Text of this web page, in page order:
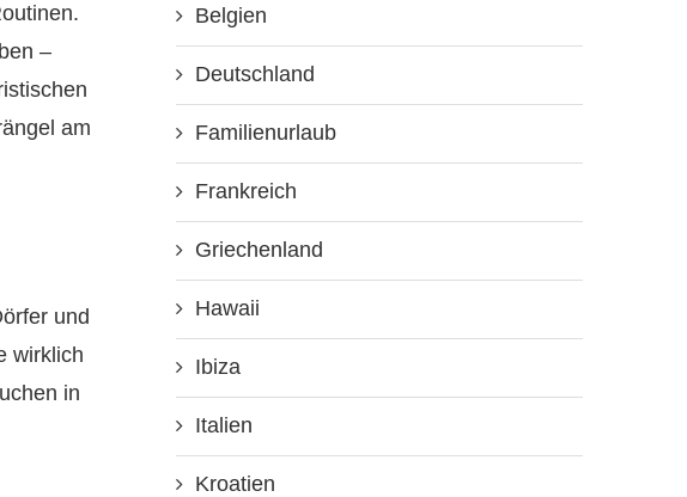
–
am
und
wirklich
in
Belgien
Deutschland
Familienurlaub
Frankreich
Griechenland
Hawaii
Ibiza
Italien
Kroatien